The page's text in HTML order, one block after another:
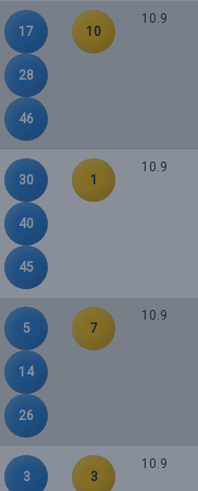
17
28
46
10
10.9
30
40
45
1
10.9
5
14
26
7
10.9
3
3
10.9